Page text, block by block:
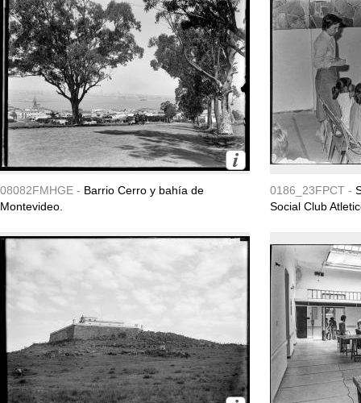
08082FMHGE - Barrio Cerro y bahía de
Montevideo.
0186_23FPCT -
Social Club